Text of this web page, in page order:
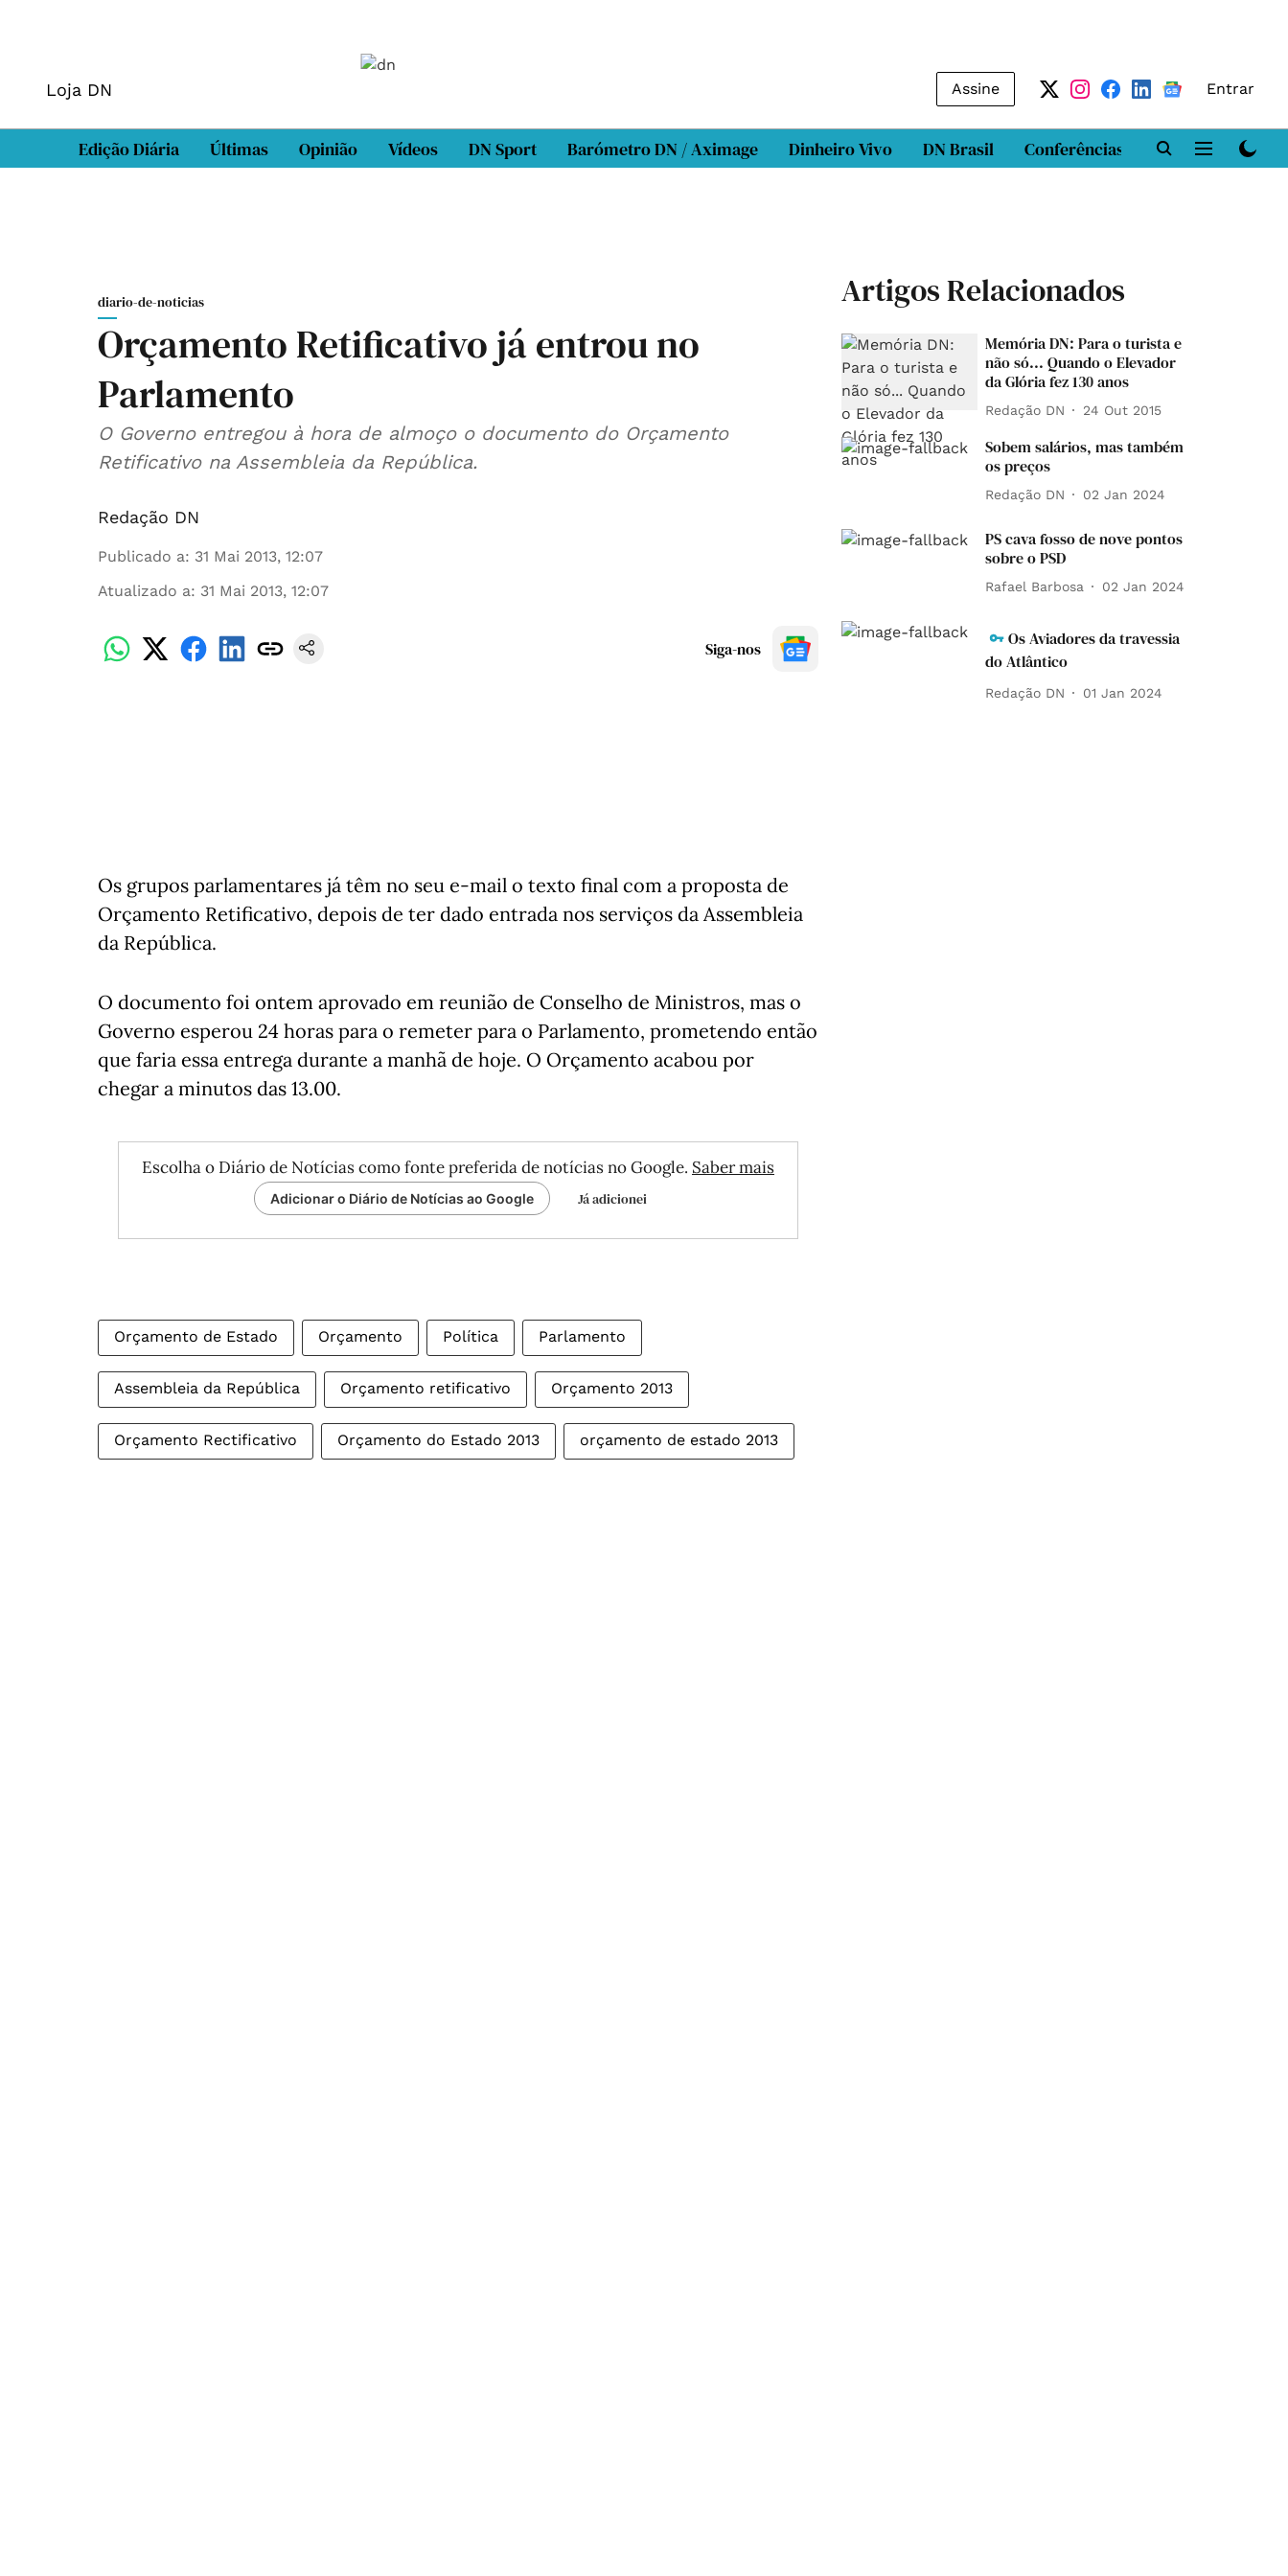
Loja DN Assine Entrar
Edição Diária Últimas Opinião Vídeos DN Sport Barómetro DN / Aximage Dinheiro Vivo DN Brasil Conferências DN LAB
diario-de-noticias
Orçamento Retificativo já entrou no
Parlamento
O Governo entregou à hora de almoço o documento do Orçamento
Retificativo na Assembleia da República.
Redação DN
Publicado a: 31 Mai 2013, 12:07
Atualizado a: 31 Mai 2013, 12:07
Siga-nos
Os grupos parlamentares já têm no seu e-mail o texto final com a proposta de
Orçamento Retificativo, depois de ter dado entrada nos serviços da Assembleia
da República.
O documento foi ontem aprovado em reunião de Conselho de Ministros, mas o
Governo esperou 24 horas para o remeter para o Parlamento, prometendo então
que faria essa entrega durante a manhã de hoje. O Orçamento acabou por
chegar a minutos das 13.00.
Escolha o Diário de Notícias como fonte preferida de notícias no Google. Saber mais
Adicionar o Diário de Notícias ao Google Já adicionei
Orçamento de Estado Orçamento Política Parlamento
Assembleia da República Orçamento retificativo Orçamento 2013
Orçamento Rectificativo Orçamento do Estado 2013 orçamento de estado 2013
Artigos Relacionados
Memória DN: Para o turista e
não só... Quando o Elevador
da Glória fez 130 anos
Redação DN 24 Out 2015
Sobem salários, mas também
os preços
Redação DN 02 Jan 2024
PS cava fosso de nove pontos
sobre o PSD
Rafael Barbosa 02 Jan 2024
Os Aviadores da travessia
do Atlântico
Redação DN 01 Jan 2024